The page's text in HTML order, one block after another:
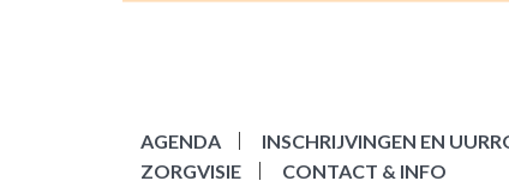
AGENDA INSCHRIJVINGEN EN
ZORGVISIE
CONTACT & INFO